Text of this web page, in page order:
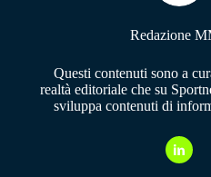
Redazione
Questi contenuti sono a
realtà editoriale che su
sviluppa contenuti di